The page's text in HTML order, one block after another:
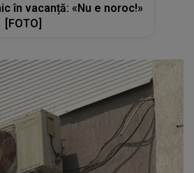
în vacanță: «Nu e noroc!»
[FOTO]